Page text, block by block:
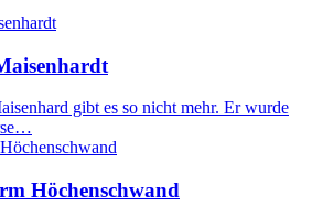
gibt es so nicht mehr. Er wurde
Höchenschwand